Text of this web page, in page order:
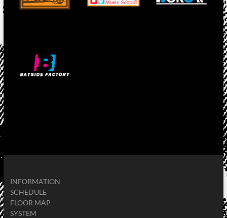
INFORMATION
SCHEDULE
FLOOR MAP
SYSTEM